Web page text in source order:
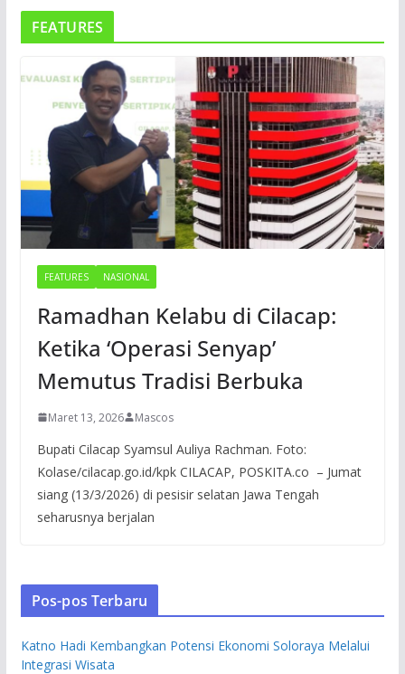
FEATURES
FEATURES NASIONAL
Ramadhan Kelabu di Cilacap:
Ketika ‘Operasi Senyap’
Memutus Tradisi Berbuka
Maret 13, 2026 Mascos
Bupati Cilacap Syamsul Auliya Rachman. Foto:
Kolase/cilacap.go.id/kpk CILACAP, POSKITA.co – Jumat
siang (13/3/2026) di pesisir selatan Jawa Tengah
seharusnya berjalan
Pos-pos Terbaru
Katno Hadi Kembangkan Potensi Ekonomi Soloraya Melalui
Integrasi Wisata